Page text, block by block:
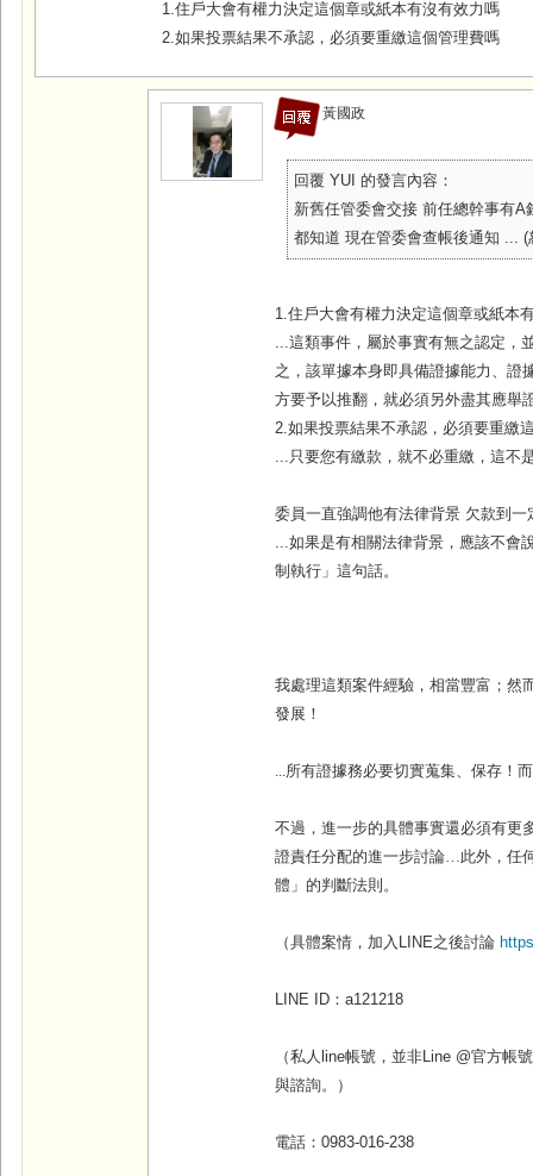
1.住戶大會有權力決定這個章或紙本有沒有效力嗎
2.如果投票結果不承認，必須要重繳這個管理費嗎
黃國政
回覆 YUI 的發言內容：
新舊任管委會交接 前任總幹事有
都知道 現在管委會查帳後通知 ... (
1.住戶大會有權力決定這個章或紙本
...這類事件，屬於事實有無之認定，
之，該單據本身即具備證據能力、證
方要予以推翻，就必須另外盡其應舉
2.如果投票結果不承認，必須要重繳
...只要您有繳款，就不必重繳，這不
委員一直強調他有法律背景 欠款到
...如果是有相關法律背景，應該不會
制執行」這句話。
我處理這類案件經驗，相當豐富；然
發展！
...所有證據務必要切實蒐集、保存！
不過，進一步的具體事實還必須有更
證責任分配的進一步討論…此外，任
體」的判斷法則。
（具體案情，加入 LINE之後討論
LINE ID ：a121218
（私人line帳號，並非Line @官方帳
與諮詢。）
電話：0983-016-238